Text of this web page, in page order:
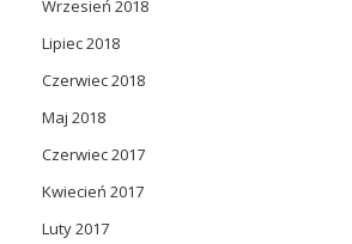
Wrzesień 2018
Lipiec 2018
Czerwiec 2018
Maj 2018
Czerwiec 2017
Kwiecień 2017
Luty 2017